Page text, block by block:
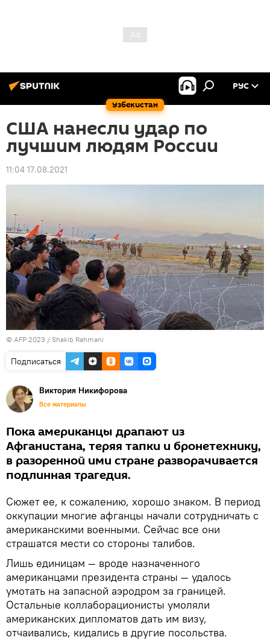
Узбекистан
РУС
США нанесли удар по
лучшим людям России
11:04 17.08.2021
© AFP 2023 / Shakib Rahmani
Подписаться
Виктория Никифорова
Все материалы
Пока американцы драпают из
Афганистана, теряя тапки и бронетехнику,
в разоренной ими стране разворачивается
подлинная трагедия.
Сюжет ее, к сожалению, хорошо знаком. В период
оккупации многие афганцы начали сотрудничать с
американскими военными. Сейчас все они
страшатся мести со стороны талибов.
Лишь единицам — вроде назначенного
американцами президента страны — удалось
умотать на запасной аэродром за границей.
Остальные коллаборационисты умоляли
американских дипломатов дать им визу,
отчаивались, кидались в другие посольства.